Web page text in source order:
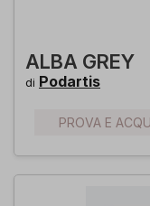
ALBA GREY
di Podartis
PROVA E